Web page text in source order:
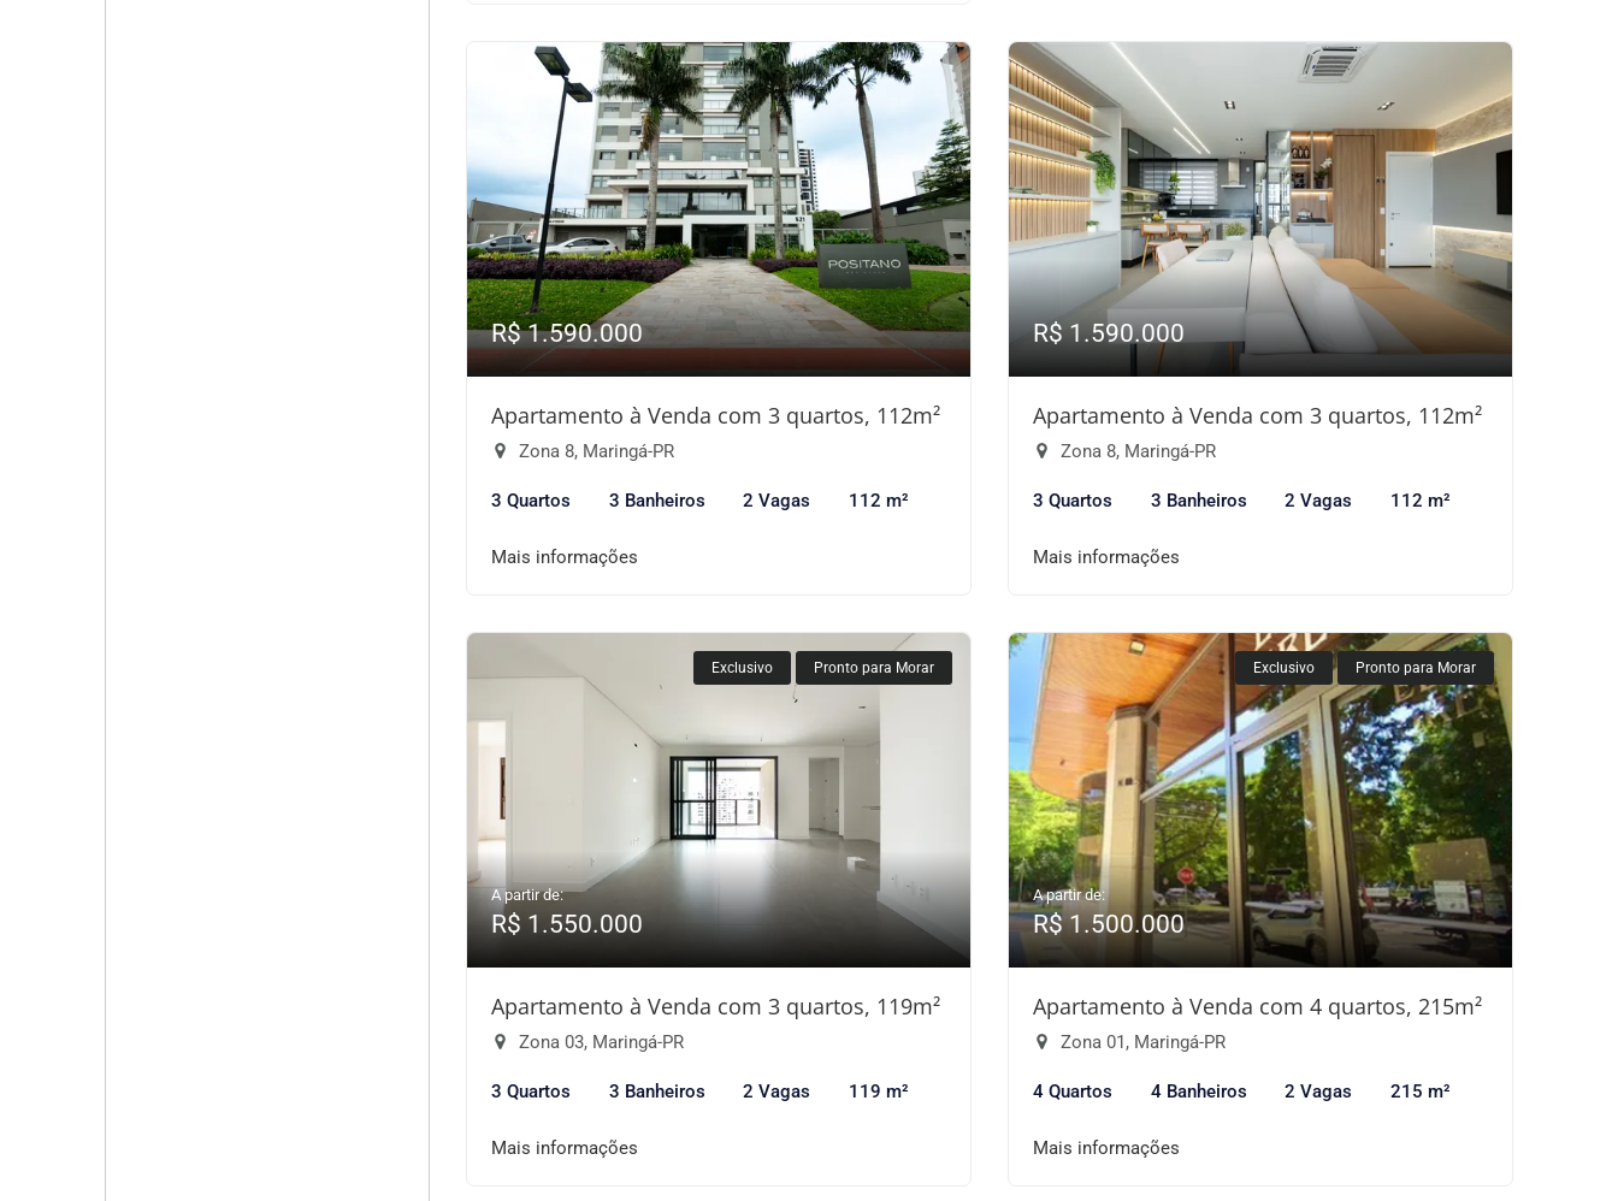
R$ 1.590.000
Apartamento à Venda com 3 quartos, 112m²
Zona 8, Maringá-PR
3 Quartos 3 Banheiros 2 Vagas 112 m²
Mais informações
R$ 1.590.000
Apartamento à Venda com 3 quartos, 112m²
Zona 8, Maringá-PR
3 Quartos 3 Banheiros 2 Vagas 112 m²
Mais informações
Exclusivo Pronto para Morar
A partir de:
R$ 1.550.000
Apartamento à Venda com 3 quartos, 119m²
Zona 03, Maringá-PR
3 Quartos 3 Banheiros 2 Vagas 119 m²
Mais informações
Exclusivo Pronto para Morar
A partir de:
R$ 1.500.000
Apartamento à Venda com 4 quartos, 215m²
Zona 01, Maringá-PR
4 Quartos 4 Banheiros 2 Vagas 215 m²
Mais informações